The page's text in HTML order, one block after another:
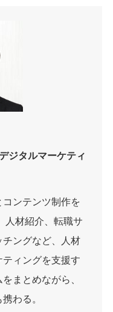
ジタルマーケティ
ンテンツ制作を
人材紹介、転職サ
ングなど、人材
ィングを支援す
まとめながら、
わる。